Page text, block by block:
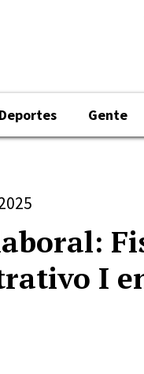
Deportes Gente
I